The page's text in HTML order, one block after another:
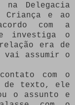
Delegacia
Criança e ao
com a
investiga o
era de
vai assumir o
com o
de texto, ele
o assunto e